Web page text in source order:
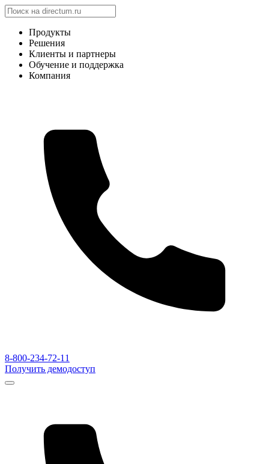
Продукты
Решения
Клиенты и партнеры
Обучение и поддержка
Компания
8-800-234-72-11
Получить демодоступ